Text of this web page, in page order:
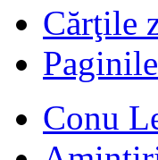
Cărţile
Conu